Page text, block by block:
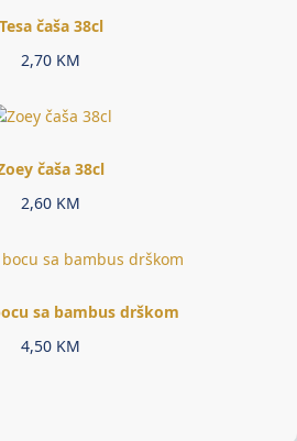
Tesa čaša 38cl
2,70 KM
čaša 38cl
2,60 KM
sa bambus drškom
4,50 KM